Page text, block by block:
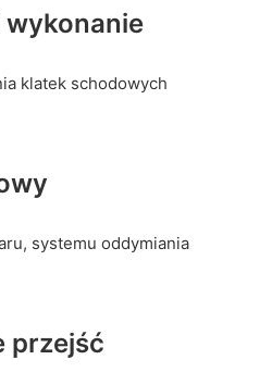
wykonanie
klatek schodowych
systemu oddymiania
przejść